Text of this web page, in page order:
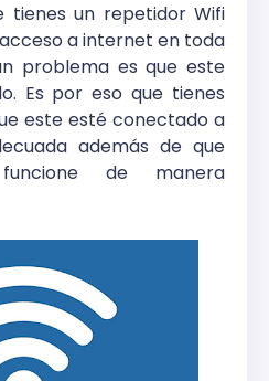
tienes un repetidor Wifi
a internet en toda
problema es que este
Es por eso que tienes
este esté conectado a
además de que
de manera